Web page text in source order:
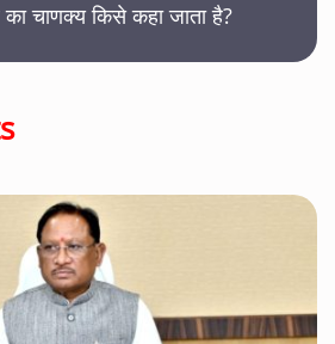
का चाणक्य किसे कहा जाता है?